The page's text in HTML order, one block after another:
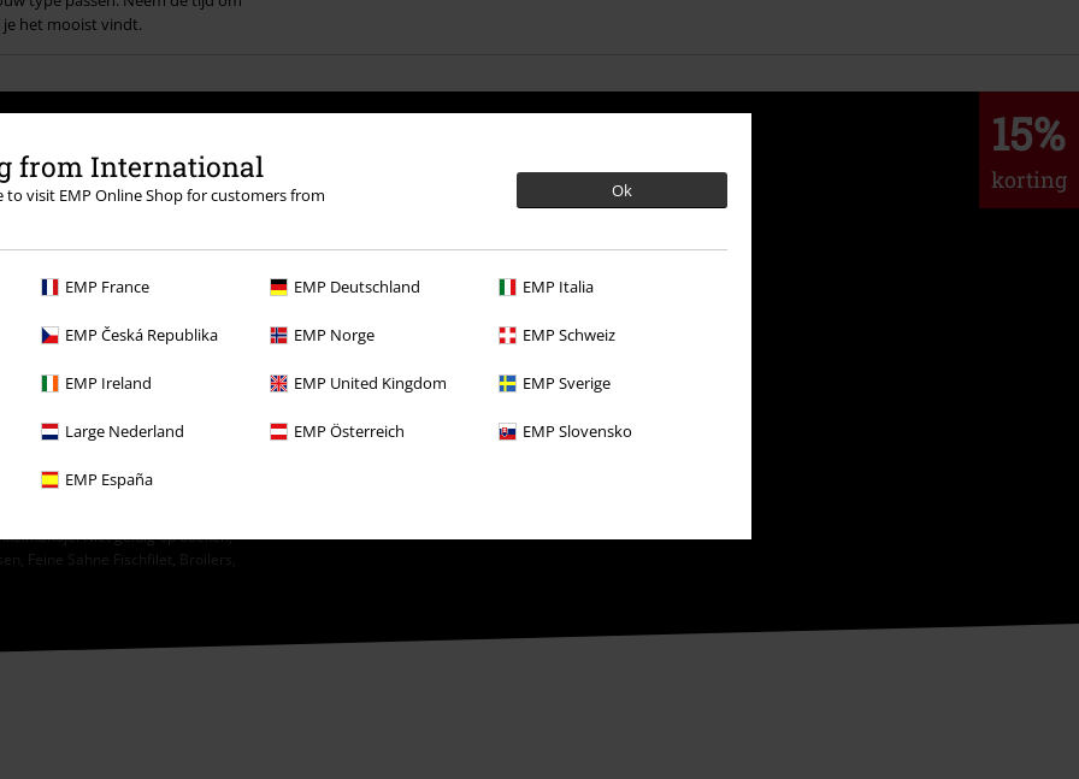
from International
to visit EMP Online Shop for customers from
Ok
EMP France EMP Deutschland EMP Italia
EMP Česká Republika EMP Norge EMP Schweiz
EMP Ireland EMP United Kingdom EMP Sverige
Large Nederland EMP Österreich EMP Slovensko
EMP España
het mooist vindt.
15%
korting
akkoord dat Large
informeren over producten. Mijn
het
klikken.
met andere promotiecodes.
Niet geldig op boeken,
Feine Sahne Fischfilet, Broilers,